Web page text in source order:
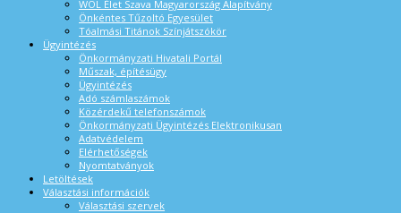
WOL Élet Szava Magyarország Alapítvány
Önkéntes Tűzoltó Egyesület
Tóalmási Titánok Színjátszókör
Ügyintézés
Önkormányzati Hivatali Portál
Műszak, építésügy
Ügyintézés
Adó számlaszámok
Közérdekű telefonszámok
Önkormányzati Ügyintézés Elektronikusan
Adatvédelem
Elérhetőségek
Nyomtatványok
Letöltések
Választási információk
Választási szervek